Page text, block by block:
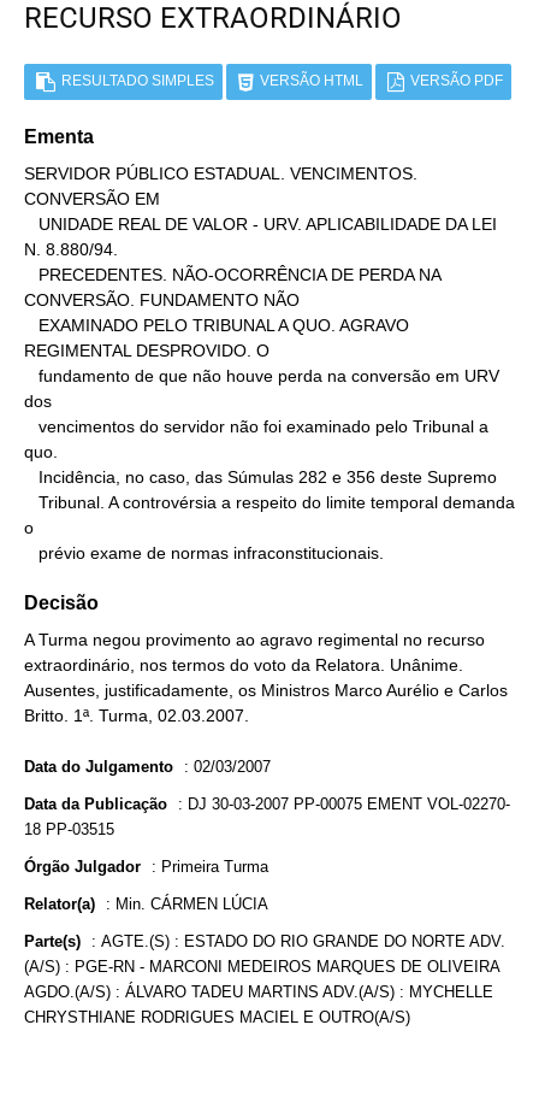
RECURSO EXTRAORDINÁRIO
RESULTADO SIMPLES VERSÃO HTML VERSÃO PDF
Ementa
SERVIDOR PÚBLICO ESTADUAL. VENCIMENTOS.
CONVERSÃO EM
N. 8.880/94.
CONVERSÃO. FUNDAMENTO NÃO
REGIMENTAL DESPROVIDO. O
dos
quo.
o
   prévio exame de normas infraconstitucionais.
Decisão
A Turma negou provimento ao agravo regimental no recurso
extraordinário, nos termos do voto da Relatora. Unânime.
Ausentes, justificadamente, os Ministros Marco Aurélio e Carlos
Britto. 1ª. Turma, 02.03.2007.
Data do Julgamento : 02/03/2007
Data da Publicação : DJ 30-03-2007 PP-00075 EMENT VOL-02270-
18 PP-03515
Órgão Julgador : Primeira Turma
Relator(a) : Min. CÁRMEN LÚCIA
Parte(s) : AGTE.(S) : ESTADO DO RIO GRANDE DO NORTE ADV.
(A/S) : PGE-RN - MARCONI MEDEIROS MARQUES DE OLIVEIRA
AGDO.(A/S) : ÁLVARO TADEU MARTINS ADV.(A/S) : MYCHELLE
CHRYSTHIANE RODRIGUES MACIEL E OUTRO(A/S)